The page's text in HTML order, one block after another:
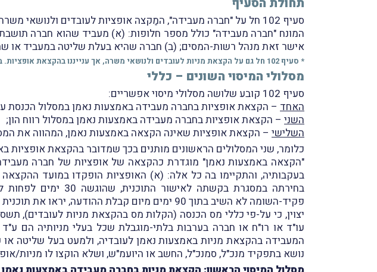
סעיף 102 חל על "חברה מעבידה", המַקצה אופציות לעובדים ולנושאי משרה (ובכלל זאת דירקטור, מנכ"ל, סמנכ"ל וכו'), ובלבד שהם אינם בעלי שליטה בחברה.
המונח "חברה מעבידה" כולל מספר חלופות: (א) מעביד שהוא חברה
אישר זאת מנהל רשות-המסים; (ב) חברה שהיא בעלת שליטה במעביד או
* סעיף 102 חל גם על הקצאת מניות לעובדים ולנושאי משרה, אך ענייננו בהקצאת אופציות. בהתאם, ולשם הנוחות, הדיון שלהלן יתייחס להקצאת אופציות לעובדים.
מסלולי המיסוי השונים – כללי
סעיף 102 קובע שלושה מסלולי מיסוי אפשריים:
האחד – הקצאת אופציות בחברה מעבידה באמצעות נאמן במסלול הכנסת
השני – הקצאת אופציות בחברה מעבידה באמצעות נאמן במסלול רווח הון;
השלישי – הקצאת אופציות שאינה הקצאה באמצעות נאמן, המהווה את המסלול "הרגיל" לפי סעיפים 2(2) ו-3(ט)
כלומר, שני המסלולים הראשונים מותנים בכך שמדובר בהקצאת אופציות
"הקצאה באמצעות נאמן" מוגדרת כהקצאה של אופציות של חברה
בעקבותיה, והתקיימו בה כל אלה: (א) האופציות הופקדו במועד
בחירתה במסגרת
פקיד-השומה לא השיב בתוך 90 ימים מיום קבלת ההודעה, יראו את תוכנית ההקצאה או את הנאמן, לפי העניין, כמאושרים).
המעבידה בהקצאת מניות באמצעות נאמן לעובדיה, ולמעט בעל שליטה
נושא בתפקיד מנכ"ל, סמנכ"ל, החשב או היועמ"ש, ושלא הוקצו לו מניות/